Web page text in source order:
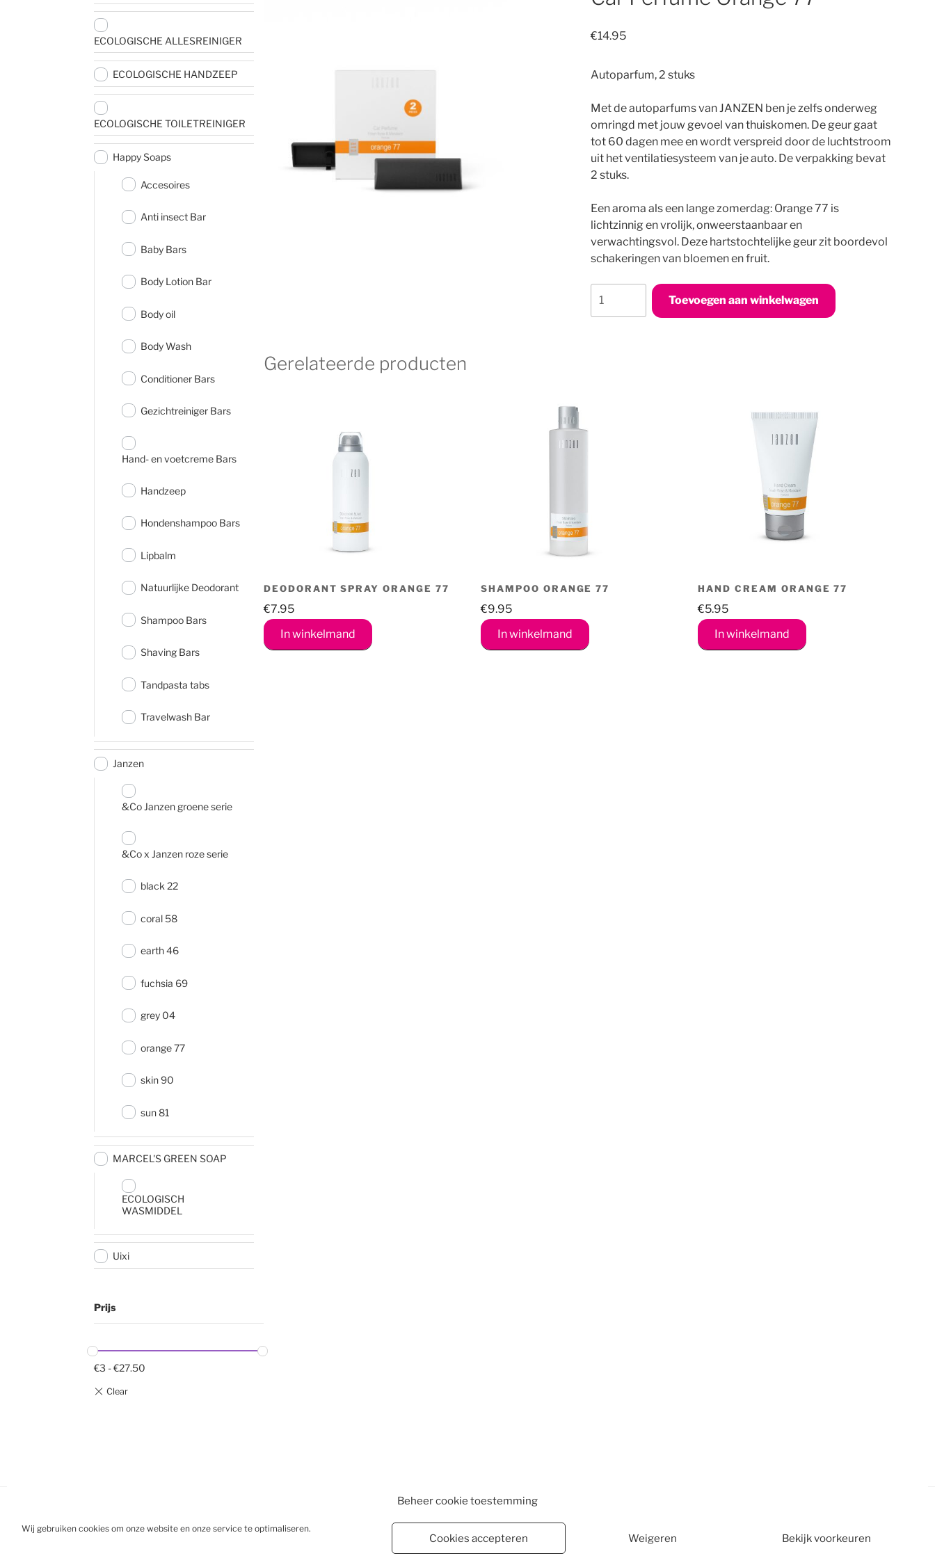
Beheer cookie toestemming
Wij gebruiken cookies om onze website en onze service te optimaliseren.
Cookies accepteren Weigeren Bekijk voorkeuren
€14.95
Autoparfum, 2 stuks
Met de autoparfums van JANZEN ben je zelfs onderweg
omringd met jouw gevoel van thuiskomen. De geur gaat
tot 60 dagen mee en wordt verspreid door de luchtstroom
uit het ventilatiesysteem van je auto. De verpakking bevat
2 stuks.
Een aroma als een lange zomerdag: Orange 77 is
lichtzinnig en vrolijk, onweerstaanbaar en
verwachtingsvol. Deze hartstochtelijke geur zit boordevol
schakeringen van bloemen en fruit.
Perfume
Toevoegen aan winkelwagen
Gerelateerde producten
DEODORANT SPRAY ORANGE 77
€7.95
In winkelmand
SHAMPOO ORANGE 77
€9.95
In winkelmand
HAND CREAM ORANGE 77
€5.95
In winkelmand
ECOLOGISCHE ALLESREINIGER
ECOLOGISCHE HANDZEEP
ECOLOGISCHE TOILETREINIGER
Happy Soaps
Accesoires
Anti insect Bar
Baby Bars
Body Lotion Bar
Body oil
Body Wash
Conditioner Bars
Gezichtreiniger Bars
Hand- en voetcreme Bars
Handzeep
Hondenshampoo Bars
Lipbalm
Natuurlijke Deodorant
Shampoo Bars
Shaving Bars
Tandpasta tabs
Travelwash Bar
Janzen
&Co Janzen groene serie
&Co x Janzen roze serie
black 22
coral 58
earth 46
fuchsia 69
grey 04
orange 77
skin 90
sun 81
MARCEL'S GREEN SOAP
ECOLOGISCH
WASMIDDEL
Uixi
Prijs
€3 -€27.50
WINKELMAND VESTIGINGEN CONTACT 2026